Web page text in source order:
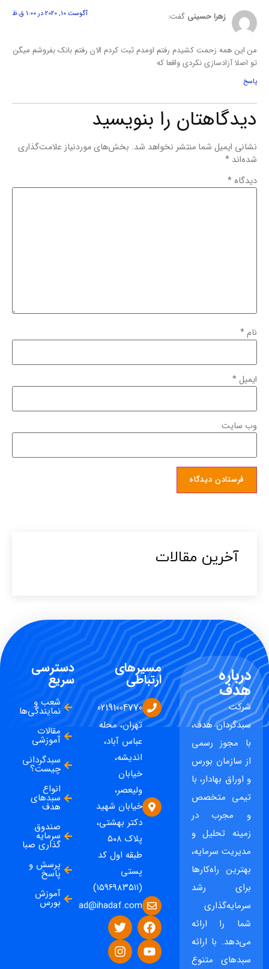
زهرا حسینی گفت: آگوست 10, 2020 در 1:00 ق.ظ
من این همه زحمت کشیدم رفتم اومدم ثبت کردم الان رفتم بانک بفروشم میگن
تو اصلا آزادسازی نکردی واقعا که
پاسخ
دیدگاهتان را بنویسید
نشانی ایمیل شما منتشر نخواهد شد. بخش‌های موردنیاز علامت‌گذاری
شده‌اند *
دیدگاه *
نام*
ایمیل*
وب‌ سایت
آخرین مقالات​
درباره
هدف
شرکت
سبدگردان هدف،
با مجوز رسمی
از سازمان بورس
و اوراق بهادار، با
تیمی متخصص
و مجرب در
زمینه تحلیل و
مدیریت سرمایه،
بهترین راه‌کارها
برای رشد
سرمایه‌گذاری
شما را ارائه
می‌دهد. با ارائه
سبدهای متنوع
مسیرهای
ارتباطی
02191004770
تهران، محله
عباس آباد،
اندیشه،
خیابان
ولیعصر،
خیابان شهید
دکتر بهشتی،
پلاک ۵۰۸
طبقه اول کد
پستی
(۱۵۹۶۹۸۳۵۱۱)
ad@ihadaf.com
دسترسی
سریع
شعب و
نمایندگی‌ها
مقالات
آموزشی
سبدگردانی
چیست؟
انواع
سبدهای
هدف
صندوق
سرمایه
گذاری صبا
پرسش و
پاسخ
آموزش
بورس